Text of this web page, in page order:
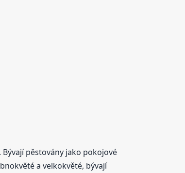
pěstovány jako pokojové
a velkokvěté, bývají